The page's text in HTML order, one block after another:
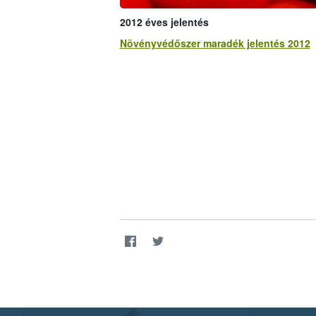
2012 éves jelentés
Növényvédőszer maradék jelentés 2012